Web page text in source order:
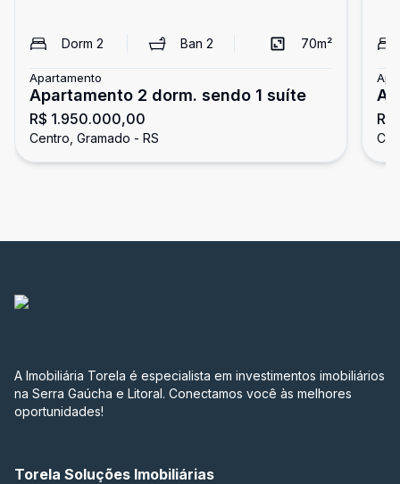
Dorm 2 Ban2 70m²
Apartamento
Apartamento 2 dorm. sendo 1 suíte
R$ 1.950.000,00
Centro, Gramado - RS
A Imobiliária Torela é especialista em investimentos imobiliários
na Serra Gaúcha e Litoral. Conectamos você às melhores
oportunidades!
Torela Soluções Imobiliárias